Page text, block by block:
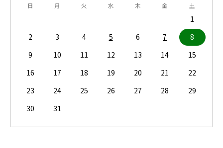
日 月 火 水 木 金 土
1
2
3 4 5 6 7
8
9
10 11 12 13 14
15
16
17 18 19 20 21
22
23
24 25 26 27 28
29
30
31